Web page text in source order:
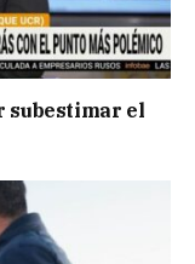
subestimar el